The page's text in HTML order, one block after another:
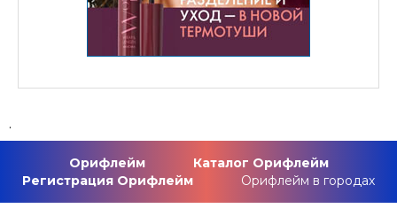
.
Орифлейм
Каталог Орифлейм
Регистрация Орифлейм
Орифлейм в городах